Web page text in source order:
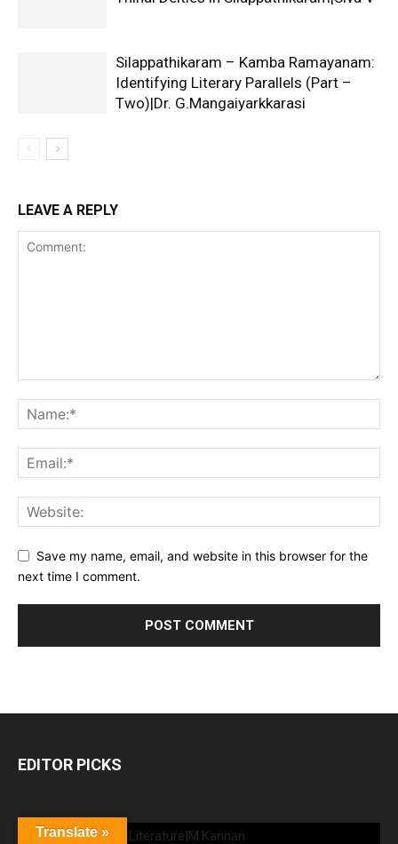
Silappathikaram – Kamba Ramayanam:
Identifying Literary Parallels (Part –
Two)|Dr. G.Mangaiyarkkarasi
LEAVE A REPLY
Save my name, email, and website in this browser for the
next time I comment.
EDITOR PICKS
Koothu in Sangam Literature|M.Kannan
Translate »